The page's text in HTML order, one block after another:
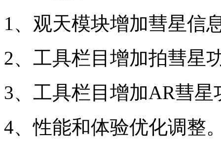
1、观天模块增加彗星信
2、工具栏目增加拍彗星
3、工具栏目增加AR彗星
4、性能和体验优化调整